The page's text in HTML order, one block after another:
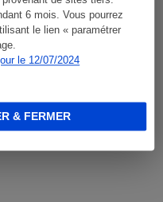
6 mois. Vous pourrez
le lien « paramétrer
le 12/07/2024
& FERMER